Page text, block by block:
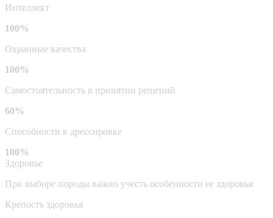
Интеллект
100%
Охранные качества
100%
Самостоятельность в принятии решений
60%
Способности к дрессировке
100%
Здоровье
При выборе породы важно учесть особенности ее здоровья
Крепость здоровья